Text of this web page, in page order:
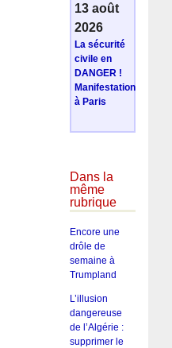
13 août
2026
La sécurité
civile en
DANGER !
Manifestation
à Paris
Dans la
même
rubrique
Encore une
drôle de
semaine à
Trumpland
L’illusion
dangereuse
de l’Algérie :
supprimer le